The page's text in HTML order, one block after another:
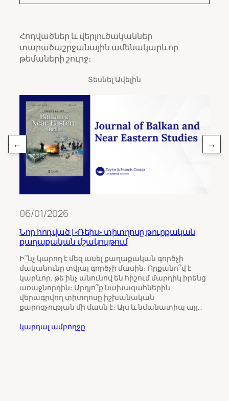
Հոդվածներ և վերլուծականներ
տարածաշրջանային ամենակարևոր
թեմաների շուրջ։
Տեսնել Ավելին
06/01/2026
Նոր հոդված | «Ռեիս» տիտղոսը թուրքական
քաղաքական մշակույթում
Ի՞նչ կարող է մեզ ասել քաղաքական գործչի
մականունը տվյալ գործչի մասին։ Որքանո՞վ է
կարևոր, թե ինչ անունով են հիշում մարդիկ իրենց
առաջնորդին։ Արդյո՞ք նախագահներին
վերագրվող տիտղոսը իշխանական
քարոզչության մի մասն է։ Այս և նմանատիպ այլ…
կարդալ ամբողջը
← →